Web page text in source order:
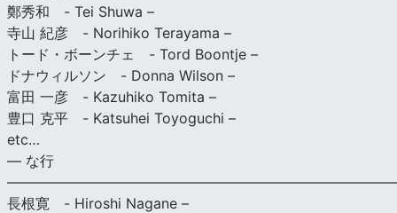
鄭秀和 - Tei Shuwa –
寺山 紀彦 - Norihiko Terayama –
トード・ボーンチェ - Tord Boontje –
ドナウィルソン - Donna Wilson –
富田 一彦 - Kazuhiko Tomita –
豊口 克平 - Katsuhei Toyoguchi –
etc…
— な行
長根寛 - Hiroshi Nagane –